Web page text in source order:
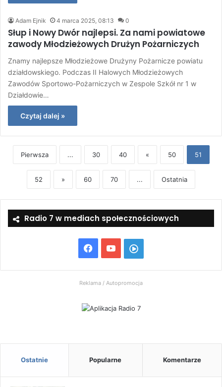
Adam Ejnik 4 marca 2025, 08:13 0
Słup i Nowy Dwór najlepsi. Za nami powiatowe
zawody Młodzieżowych Drużyn Pożarniczych
Znamy najlepsze Młodzieżowe Drużyny Pożarnicze powiatu
działdowskiego. Podczas II Halowych Młodzieżowych
Zawodów Sportowo-Pożarniczych w Zespole Szkół nr 1 w
Działdowie…
Czytaj dalej »
Pierwsza ... 30 40 « 50 51
52 » 60 70 ... Ostatnia
Radio 7 w mediach społecznościowych
Facebook
YouTubeWłącz
Radio
7
Reklama / Autopromocja
Ostatnie Popularne Komentarze